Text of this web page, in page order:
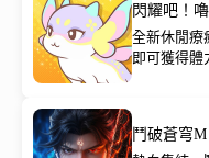
閃耀吧！
全新休閒療
即可獲得體
鬥破蒼穹